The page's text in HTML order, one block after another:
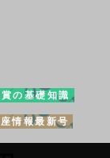
の基礎知識
情報最新号